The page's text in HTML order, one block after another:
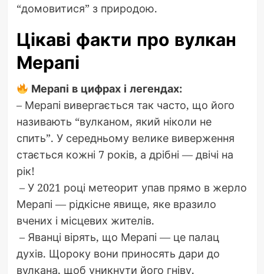
“домовитися” з природою.
Цікаві факти про вулкан
Мерапі
Мерапі в цифрах і легендах:
– Мерапі вивергається так часто, що його
називають “вулканом, який ніколи не
спить”. У середньому велике виверження
стається кожні 7 років, а дрібні — двічі на
рік!
– У 2021 році метеорит упав прямо в жерло
Мерапі — рідкісне явище, яке вразило
вчених і місцевих жителів.
– Яванці вірять, що Мерапі — це палац
духів. Щороку вони приносять дари до
вулкана, щоб уникнути його гніву.